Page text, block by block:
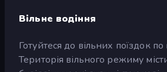
Вільне водіння
Готуйтеся до вільних поїздок
Територія вільного режиму